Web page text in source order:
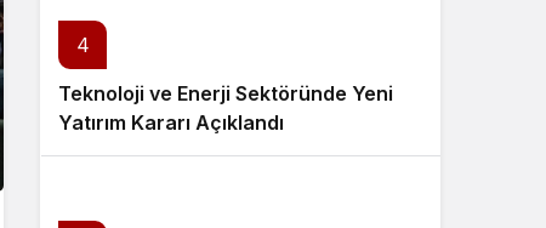
4
Teknoloji ve Enerji Sektöründe Yeni
Yatırım Kararı Açıklandı